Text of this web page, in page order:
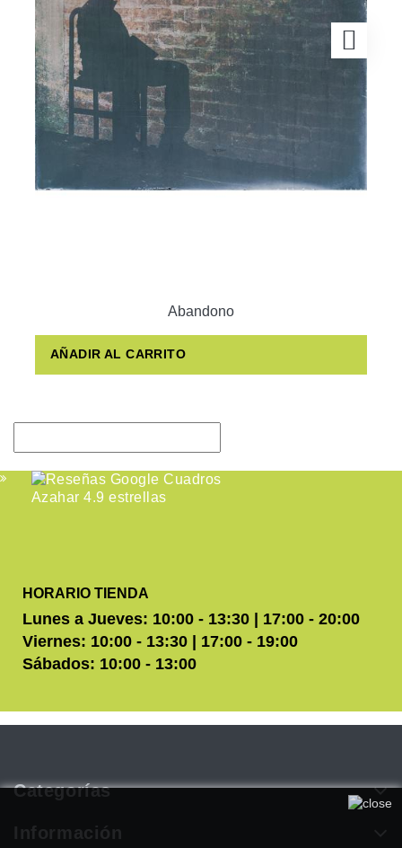
Abandono
AÑADIR AL CARRITO
HORARIO TIENDA
Lunes a Jueves: 10:00 - 13:30 | 17:00 - 20:00
Viernes: 10:00 - 13:30 | 17:00 - 19:00
Sábados: 10:00 - 13:00
Categorías
Información
Utilizamos cookies propias y de terceros para mejorar
nuestros servicios. Si continúa navegando, consideramos que
acepta su uso. Puede obtener más información en nuestra